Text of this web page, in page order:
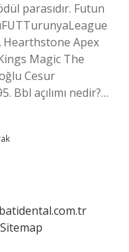
parasıdır. Futun
Hearthstone Apex
Magic The
Cesur
Bbl açılımı nedir?…
Sitemap